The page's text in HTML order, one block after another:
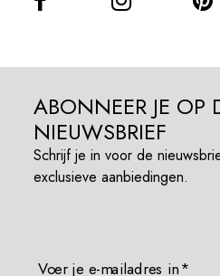
ABONNEER JE OP
NIEUWSBRIEF
Schrijf je in voor de
exclusieve aanbiedingen.
Voer je e-mailadres in*